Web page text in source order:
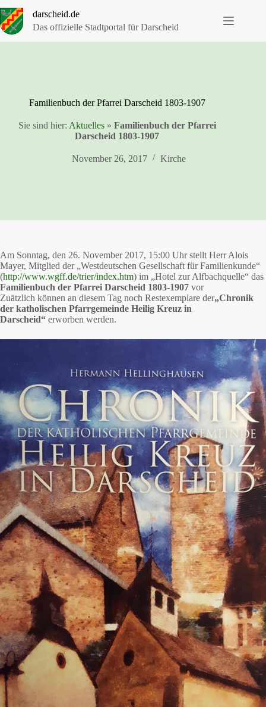
Inhalt
springen
darscheid.de
Das offizielle Stadtportal für Darscheid
Familienbuch der Pfarrei Darscheid 1803-1907
Sie sind hier: Aktuelles» Familienbuch der Pfarrei
Darscheid 1803-1907
November 26, 2017 Kirche
Am Sonntag, den 26. November 2017, 15:00 Uhr stellt Herr Alois
Mayer, Mitglied der „Westdeutschen Gesellschaft für Familienkunde“
(http://www.wgff.de/trier/index.htm) im „Hotel zur Alfbachquelle“ das
Familienbuch der Pfarrei Darscheid 1803-1907 vor
Zuätzlich können an diesem Tag noch Restexemplare der„Chronik
der katholischen Pfarrgemeinde Heilig Kreuz in
Darscheid“ erworben werden.